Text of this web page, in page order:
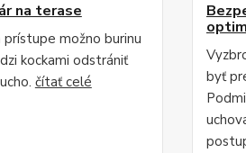
na terase
prístupe možno burinu
kockami odstrániť
čítať celé
byť